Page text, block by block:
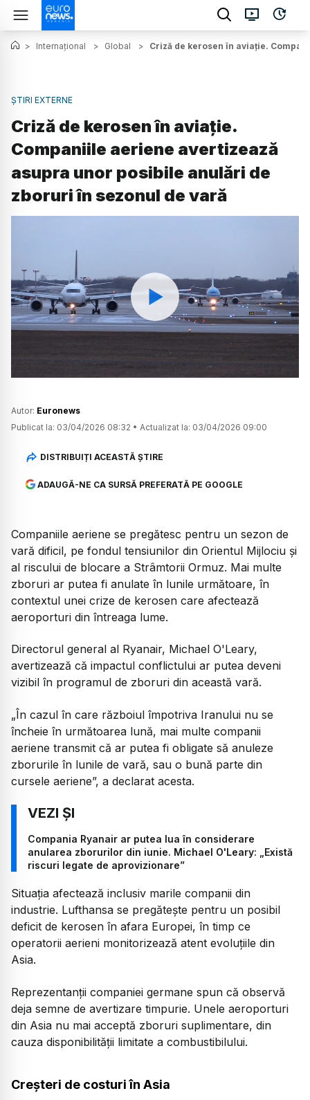
> Internațional > Global > Criză de kerosen în aviație.
ȘTIRI EXTERNE
Criză de kerosen în aviație.
Companiile aeriene avertizează
asupra unor posibile anulări de
zboruri în sezonul de vară
Watch
Autor: Euronews
Publicat la: 03/04/2026 08:32 • Actualizat la: 03/04/2026 09:00
DISTRIBUIȚI ACEASTĂ ȘTIRE
ADAUGĂ-NE CA SURSĂ PREFERATĂ PE GOOGLE
Companiile aeriene se pregătesc pentru un sezon de
vară dificil, pe fondul tensiunilor din Orientul Mijlociu și
al riscului de blocare a Strâmtorii Ormuz. Mai multe
zboruri ar putea fi anulate în lunile următoare, în
contextul unei crize de kerosen care afectează
aeroporturi din întreaga lume.
Directorul general al Ryanair, Michael O'Leary,
avertizează că impactul conflictului ar putea deveni
vizibil în programul de zboruri din această vară.
„În cazul în care războiul împotriva Iranului nu se
încheie în următoarea lună, mai multe companii
aeriene transmit că ar putea fi obligate să anuleze
zborurile în lunile de vară, sau o bună parte din
cursele aeriene”, a declarat acesta.
Compania Ryanair ar putea lua în considerare
anularea zborurilor din iunie. Michael O'Leary: „Există
riscuri legate de aprovizionare”
Situația afectează inclusiv marile companii din
industrie. Lufthansa se pregătește pentru un posibil
deficit de kerosen în afara Europei, în timp ce
operatorii aerieni monitorizează atent evoluțiile din
Asia.
Reprezentanții companiei germane spun că observă
deja semne de avertizare timpurie. Unele aeroporturi
din Asia nu mai acceptă zboruri suplimentare, din
cauza disponibilității limitate a combustibilului.
Creșteri de costuri în Asia